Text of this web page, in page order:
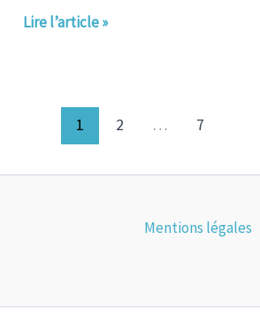
Lire l’article »
1 2 … 7
Mentions légales